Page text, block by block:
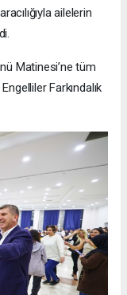
ailelerin
Matinesi’ne tüm
Farkındalık